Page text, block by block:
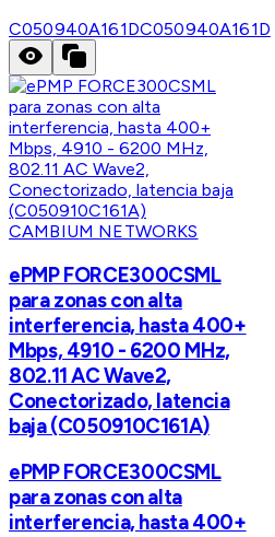
C050940A161DC050940A161D
CAMBIUM NETWORKS
ePMP FORCE300CSML
para zonas con alta
interferencia, hasta 400+
Mbps, 4910 - 6200 MHz,
802.11 AC Wave2,
Conectorizado, latencia
baja (C050910C161A)
ePMP FORCE300CSML
para zonas con alta
interferencia, hasta 400+